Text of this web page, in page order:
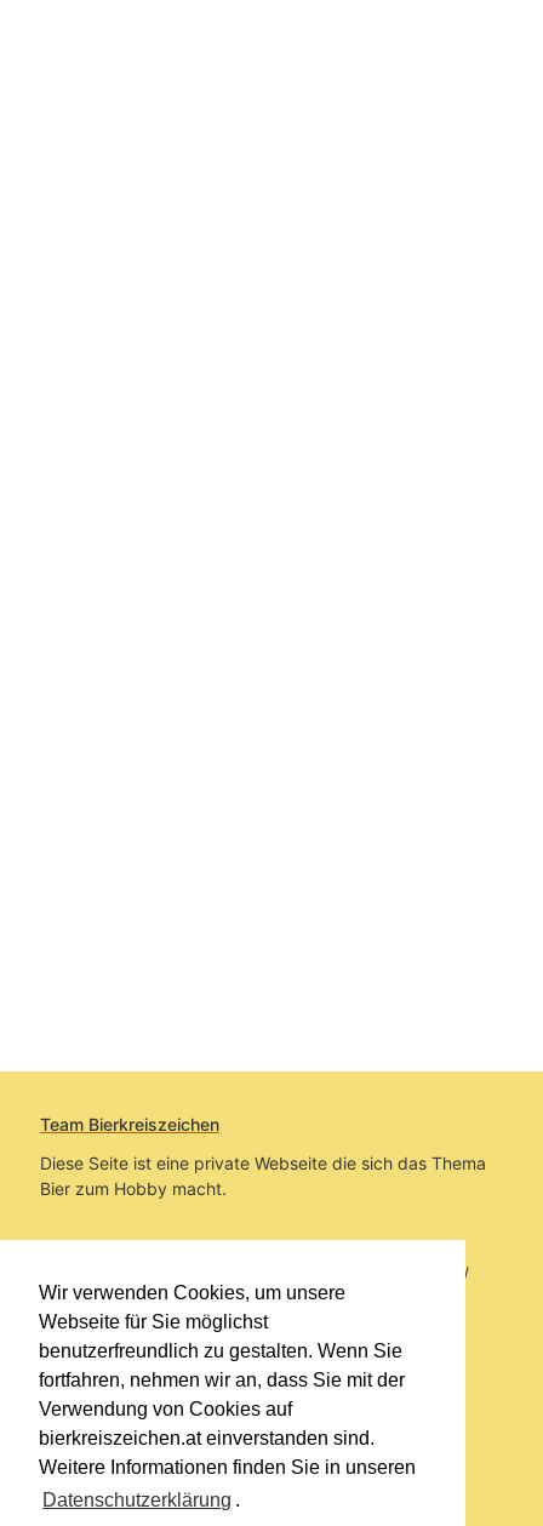
Wir verwenden Cookies, um unsere
Webseite für Sie möglichst
benutzerfreundlich zu gestalten. Wenn Sie
fortfahren, nehmen wir an, dass Sie mit der
Verwendung von Cookies auf
bierkreiszeichen.at einverstanden sind.
Weitere Informationen finden Sie in unseren
Datenschutzerklärung .
Team Bierkreiszeichen
Diese Seite ist eine private Webseite die sich das Thema
Bier zum Hobby macht.
Sie befinden sich auf https://www.bierkreiszeichen.at/
im Pfad:Bierkreiszeichen/Gesammelte Biere
Erstellt: 2026-08-09
Links
Impressum
Datenschutzerklärung